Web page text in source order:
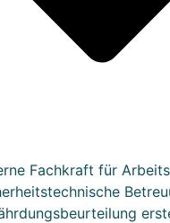
Fachkraft für